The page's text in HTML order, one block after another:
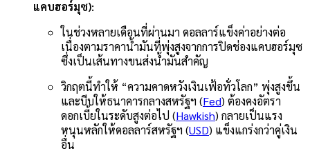
แคบฮอร์มุซ):
ในช่วงหลายเดือนที่ผ่านมา ดอลลาร์แข็งค่าอย่างต่อ
เนื่องตามราคาน้ำมันที่พุ่งสูงจากการปิดช่องแคบฮอร์มุซ
ซึ่งเป็นเส้นทางขนส่งน้ำมันสำคัญ
วิกฤตนี้ทำให้ “ความคาดหวังเงินเฟ้อทั่วโลก” พุ่งสูงขึ้น
และบีบให้ธนาคารกลางสหรัฐฯ (Fed) ต้องคงอัตรา
ดอกเบี้ยในระดับสูงต่อไป (Hawkish) กลายเป็นแรง
หนุนหลักให้ดอลลาร์สหรัฐฯ (USD) แข็งแกร่งกว่าคู่เงิน
อื่น